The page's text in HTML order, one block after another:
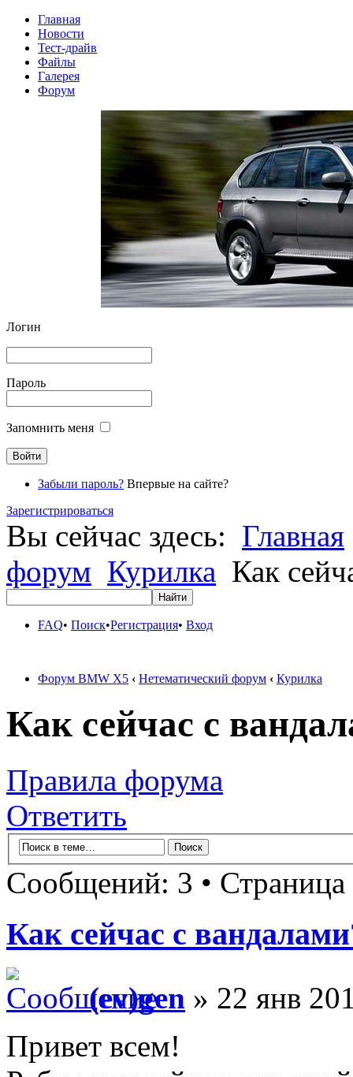
Главная
Новости
Тест-драйв
Файлы
Галерея
Форум
Логин
Пароль
Запомнить меня
Забыли пароль? Впервые на сайте?
Зарегистрироваться
Вы сейчас здесь: Главная
форум Курилка Как
FAQ• Поиск•Регистрация• Вход
Форум BMW X5 ‹ Нетематический форум ‹ Курилка
Как сейчас с
Правила форума
Ответить
Сообщений: 3 • Страница
Как сейчас с
(ev)gen » 22 янв
Привет всем!